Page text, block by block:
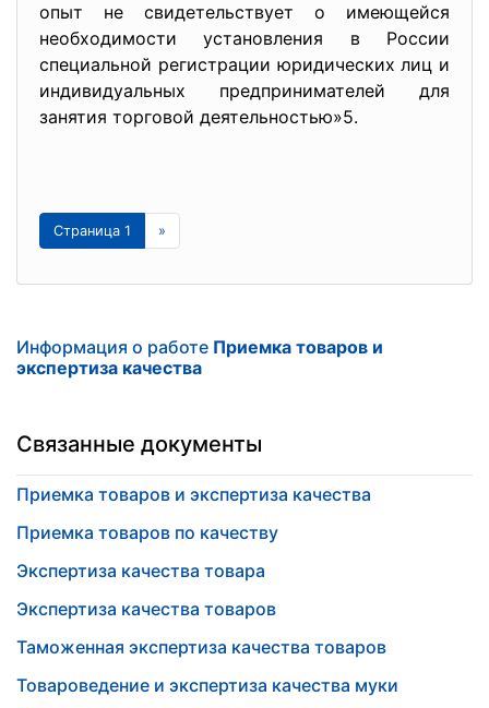
опыт не свидетельствует о имеющейся
необходимости установления в России
специальной регистрации юридических лиц и
индивидуальных предпринимателей для
занятия торговой деятельностью»5.
Страница 1 »
Информация о работе Приемка товаров и
экспертиза качества
Связанные документы
Приемка товаров и экспертиза качества
Приемка товаров по качеству
Экспертиза качества товара
Экспертиза качества товаров
Таможенная экспертиза качества товаров
Товароведение и экспертиза качества муки